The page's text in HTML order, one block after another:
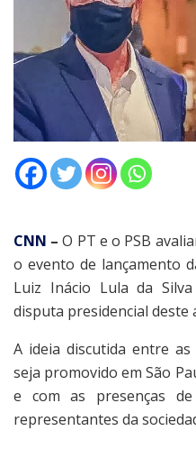
CNN – O PT e o PSB
o evento de lançamento
Luiz Inácio Lula da
disputa presidencial deste
A ideia discutida entre
seja promovido em São
e com as presenças
representantes da